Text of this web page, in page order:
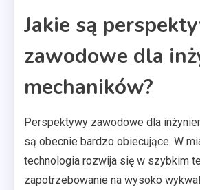
Jakie są
zawodowe dla
mechaników?
Perspektywy zawodowe dla
są obecnie bardzo obiecujące. W
technologia rozwija się w szybkim
zapotrzebowanie na wysoko